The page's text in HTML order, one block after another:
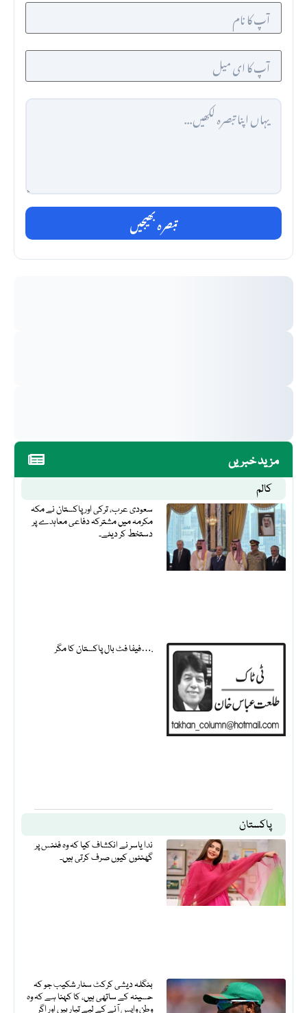
مزید خبریں
کالم
سعودی عرب، ترکی اور پاکستان نے مکہ
مکرمہ میں مشترکہ دفاعی معاہدے پر
دستخط کر دیئے۔
فیفا فٹ بال پاکستان کا مگر….
پاکستان
ندا یاسر نے انکشاف کیا کہ وہ فٹنس پر
گھنٹوں کیوں صرف کرتی ہیں۔
بنگلہ دیشی کرکٹ سٹار شکیب جو کہ
حسینہ کے ساتھی ہیں، کا کہنا ہے کہ وہ
وطن واپس آنے کے لیے تیار ہیں اور اگر
تبصرہ بھیجیں